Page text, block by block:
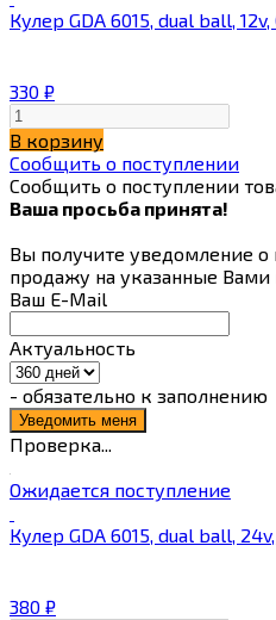
Кулер GDA 6015, dual ball, 12v,
330 ₽
В корзину
Сообщить о поступлении
Сообщить о поступлении
Ваша просьба принята!
Вы получите уведомление о
продажу на указанные Вами
Ваш E-Mail
Актуальность
- обязательно к заполнению
Проверка...
Ожидается поступление
Кулер GDA 6015, dual ball, 24v,
380 ₽